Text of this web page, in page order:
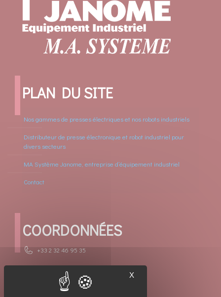
PLAN DU SITE
Nos gammes de presses électriques et nos robots industriels
Distributeur de presse électronique et robot industriel pour
divers secteurs
MA Système Janome, entreprise d’équipement industriel
Contact
COORDONNÉES
+33 2 32 46 95 35
contact.jei@masysteme-janome.fr X